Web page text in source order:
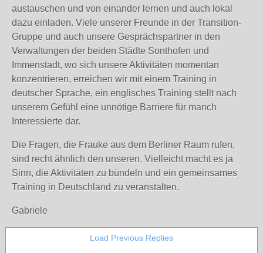
austauschen und von einander lernen und auch lokal
dazu einladen. Viele unserer Freunde in der Transition-
Gruppe und auch unsere Gesprächspartner in den
Verwaltungen der beiden Städte Sonthofen und
Immenstadt, wo sich unsere Aktivitäten momentan
konzentrieren, erreichen wir mit einem Training in
deutscher Sprache, ein englisches Training stellt nach
unserem Gefühl eine unnötige Barriere für manch
Interessierte dar.
Die Fragen, die Frauke aus dem Berliner Raum rufen,
sind recht ähnlich den unseren. Vielleicht macht es ja
Sinn, die Aktivitäten zu bündeln und ein gemeinsames
Training in Deutschland zu veranstalten.
Gabriele
Load Previous Replies